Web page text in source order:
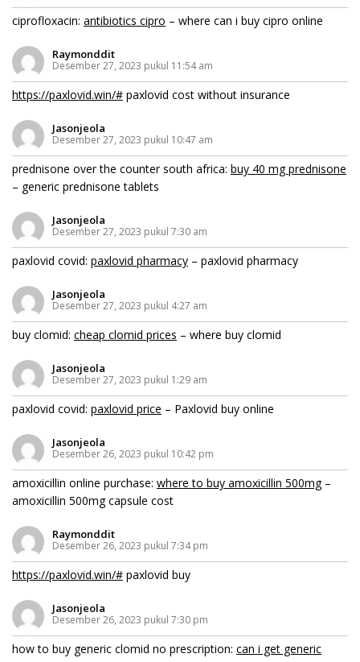
ciprofloxacin: antibiotics cipro – where can i buy cipro online
Raymonddit
Desember 27, 2023 pukul 11:54 am
https://paxlovid.win/# paxlovid cost without insurance
Jasonjeola
Desember 27, 2023 pukul 10:47 am
prednisone over the counter south africa: buy 40 mg prednisone
– generic prednisone tablets
Jasonjeola
Desember 27, 2023 pukul 7:30 am
paxlovid covid: paxlovid pharmacy – paxlovid pharmacy
Jasonjeola
Desember 27, 2023 pukul 4:27 am
buy clomid: cheap clomid prices – where buy clomid
Jasonjeola
Desember 27, 2023 pukul 1:29 am
paxlovid covid: paxlovid price – Paxlovid buy online
Jasonjeola
Desember 26, 2023 pukul 10:42 pm
amoxicillin online purchase: where to buy amoxicillin 500mg–
amoxicillin 500mg capsule cost
Raymonddit
Desember 26, 2023 pukul 7:34 pm
https://paxlovid.win/# paxlovid buy
Jasonjeola
Desember 26, 2023 pukul 7:30 pm
how to buy generic clomid no prescription: can i get generic